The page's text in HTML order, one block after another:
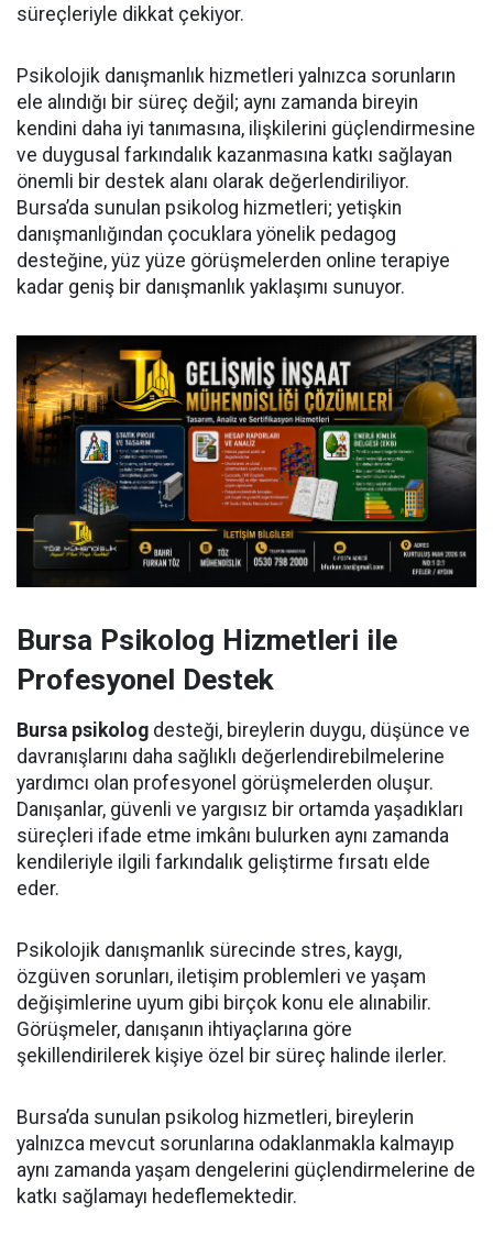
süreçleriyle dikkat çekiyor.
Psikolojik danışmanlık hizmetleri yalnızca sorunların
ele alındığı bir süreç değil; aynı zamanda bireyin
kendini daha iyi tanımasına, ilişkilerini güçlendirmesine
ve duygusal farkındalık kazanmasına katkı sağlayan
önemli bir destek alanı olarak değerlendiriliyor.
Bursa’da sunulan psikolog hizmetleri; yetişkin
danışmanlığından çocuklara yönelik pedagog
desteğine, yüz yüze görüşmelerden online terapiye
kadar geniş bir danışmanlık yaklaşımı sunuyor.
Bursa Psikolog Hizmetleri ile
Profesyonel Destek
Bursa psikolog desteği, bireylerin duygu, düşünce ve
davranışlarını daha sağlıklı değerlendirebilmelerine
yardımcı olan profesyonel görüşmelerden oluşur.
Danışanlar, güvenli ve yargısız bir ortamda yaşadıkları
süreçleri ifade etme imkânı bulurken aynı zamanda
kendileriyle ilgili farkındalık geliştirme fırsatı elde
eder.
Psikolojik danışmanlık sürecinde stres, kaygı,
özgüven sorunları, iletişim problemleri ve yaşam
değişimlerine uyum gibi birçok konu ele alınabilir.
Görüşmeler, danışanın ihtiyaçlarına göre
şekillendirilerek kişiye özel bir süreç halinde ilerler.
Bursa’da sunulan psikolog hizmetleri, bireylerin
yalnızca mevcut sorunlarına odaklanmakla kalmayıp
aynı zamanda yaşam dengelerini güçlendirmelerine de
katkı sağlamayı hedeflemektedir.